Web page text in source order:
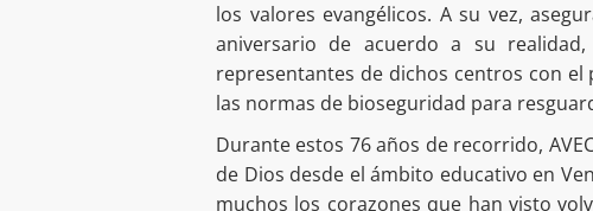
los valores evangélicos. A su vez,
aniversario de acuerdo a su
representantes de dichos centros con
las normas de bioseguridad para
Durante estos 76 años de recorrido,
de Dios desde el ámbito educativo en
muchos los corazones que han visto